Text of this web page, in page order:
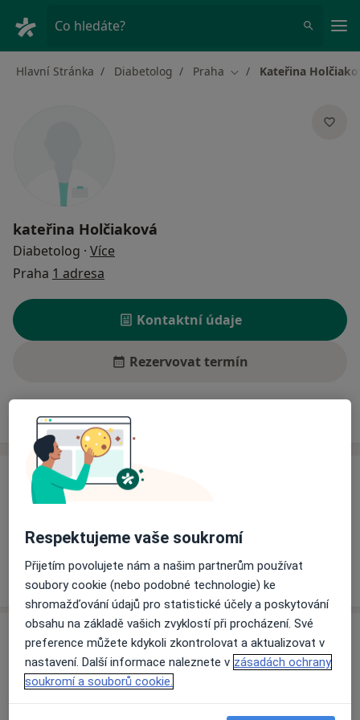
Co hledáte?
Hlavní Stránka Diabetolog Praha Změna města
Kateřina
kateřina Holčiaková
Diabetolog · Více
Praha 1 adresa
Kontaktní údaje
Rezervovat termín
Ceník Adresy
Ceník
Tento specialista ještě nepřidával žádné informace o
Adresa
Praha 5
Kartouzská, Praha
Respektujeme vaše soukromí
Přijetím povolujete nám a našim partnerům používat
soubory cookie (nebo podobné technologie) ke
shromažďování údajů pro statistické účely a poskytování
obsahu na základě vašich zvyklostí při procházení. Své
preference můžete kdykoli zkontrolovat a aktualizovat v
nastavení. Další informace naleznete v zásadách ochrany
soukromí a souborů cookie.